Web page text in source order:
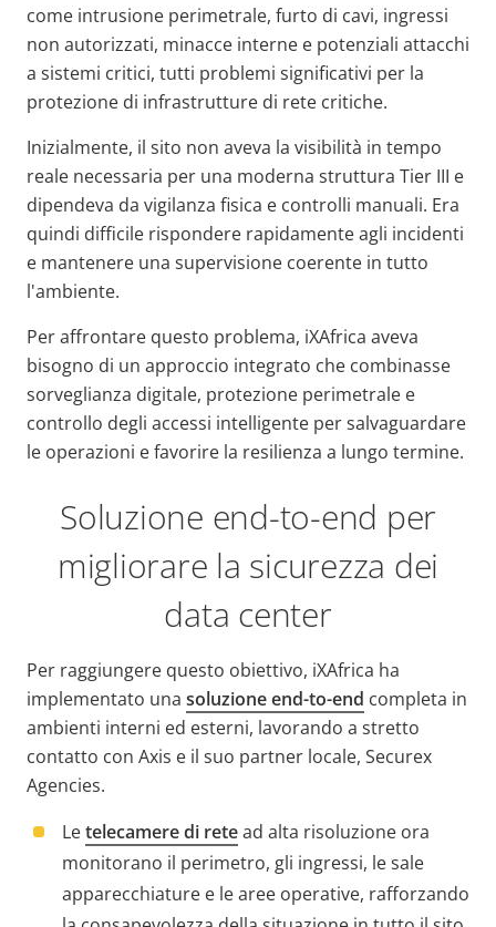
come intrusione perimetrale, furto di cavi, ingressi
non autorizzati, minacce interne e potenziali attacchi
a sistemi critici, tutti problemi significativi per la
protezione di infrastrutture di rete critiche.
Inizialmente, il sito non aveva la visibilità in tempo
reale necessaria per una moderna struttura Tier III e
dipendeva da vigilanza fisica e controlli manuali. Era
quindi difficile rispondere rapidamente agli incidenti
e mantenere una supervisione coerente in tutto
l'ambiente.
Per affrontare questo problema, iXAfrica aveva
bisogno di un approccio integrato che combinasse
sorveglianza digitale, protezione perimetrale e
controllo degli accessi intelligente per salvaguardare
le operazioni e favorire la resilienza a lungo termine.
Soluzione end-to-end per
migliorare la sicurezza dei
data center
Per raggiungere questo obiettivo, iXAfrica ha
implementato una soluzione end-to-end completa in
ambienti interni ed esterni, lavorando a stretto
contatto con Axis e il suo partner locale, Securex
Agencies.
Letelecamere di retead alta risoluzione ora
monitorano il perimetro, gli ingressi, le sale
apparecchiature e le aree operative, rafforzando